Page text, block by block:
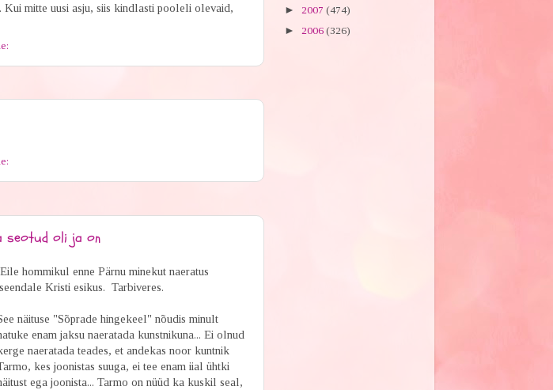
Kui mitte uusi asju, siis kindlasti pooleli olevaid,
seotud oli ja on
Eile hommikul enne Pärnu minekut naeratus
Kristi esikus. Tarbiveres.
näituse "Sõprade hingekeel" nõudis minult
enam jaksu naeratada kunstnikuna... Ei olnud
naeratada teades, et andekas noor kuntnik
kes joonistas suuga, ei tee enam iial ühtki
ega joonista... Tarmo on nüüd ka kuskil seal,
► 2007 (474)
► 2006 (326)